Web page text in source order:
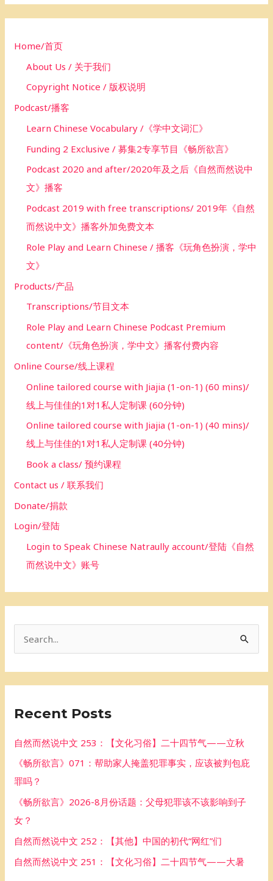
rHome/首页
About Us / 关于我们
Copyright Notice / 版权说明
Podcast/播客
Learn Chinese Vocabulary /《学中文词汇》
Funding 2 Exclusive / 募集2专享节目《畅所欲言》
Podcast 2020 and after/2020年及之后《自然而然说中
文》播客
Podcast 2019 with free transcriptions/ 2019年《自然
而然说中文》播客外加免费文本
Role Play and Learn Chinese / 播客《玩角色扮演，学中
文》
Products/产品
Transcriptions/节目文本
Role Play and Learn Chinese Podcast Premium
content/《玩角色扮演，学中文》播客付费内容
Online Course/线上课程
Online tailored course with Jiajia (1-on-1) (60 mins)/
线上与佳佳的1对1私人定制课 (60分钟)
Online tailored course with Jiajia (1-on-1) (40 mins)/
线上与佳佳的1对1私人定制课 (40分钟)
Book a class/ 预约课程
Contact us / 联系我们
Donate/捐款
Login/登陆
Login to Speak Chinese Natraully account/登陆《自然
而然说中文》账号
c
f
r
Recent Posts
自然而然说中文 253：【文化习俗】二十四节气——立秋
《畅所欲言》071：帮助家人掩盖犯罪事实，应该被判包庇
罪吗？
《畅所欲言》2026-8月份话题：父母犯罪该不该影响到子
女？
自然而然说中文 252：【其他】中国的初代“网红”们
自然而然说中文 251：【文化习俗】二十四节气——大暑